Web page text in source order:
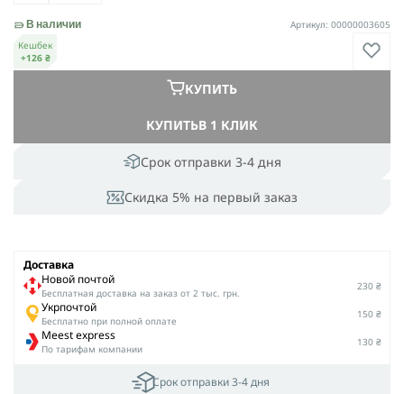
Срок отправки 3-4 дня
Скидка 5% на первый заказ
КУПИТЬВ 1 КЛИК
КУПИТЬ
В наличии
Артикул: 00000003605
Кешбек
+126 ₴
Доставка
Новой почтой
Беcплатная доставка на заказ от 2 тыс. грн.
230 ₴
Укрпочтой
Бесплатно при полной оплате
150 ₴
Meest express
По тарифам компании
130 ₴
Срок отправки 3-4 дня